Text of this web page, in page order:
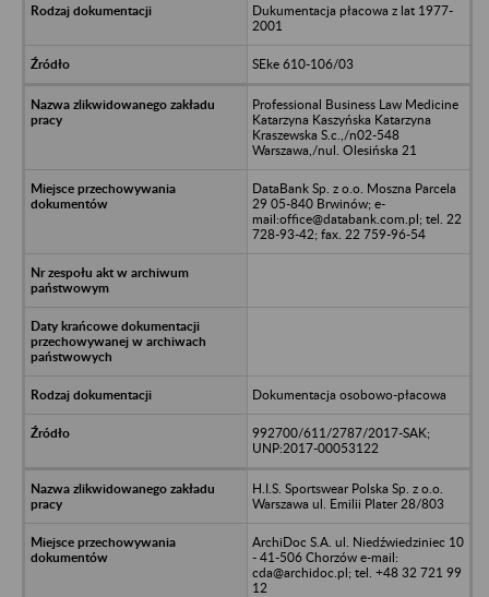
Dukumentacja płacowa z lat 1977-
2001
SEke 610-106/03
Professional Business Law Medicine
Katarzyna Kaszyńska Katarzyna
Kraszewska S.c.,/n02-548
Warszawa,/nul. Olesińska 21
DataBank Sp. z o.o. Moszna Parcela
29 05-840 Brwinów; e-
mail:office@databank.com.pl; tel. 22
728-93-42; fax. 22 759-96-54
Dokumentacja osobowo-płacowa
992700/611/2787/2017-SAK;
UNP:2017-00053122
H.I.S. Sportswear Polska Sp. z o.o.
Warszawa ul. Emilii Plater 28/803
ArchiDoc S.A. ul. Niedźwiedziniec 10
- 41-506 Chorzów e-mail:
cda@archidoc.pl; tel. +48 32 721 99
12